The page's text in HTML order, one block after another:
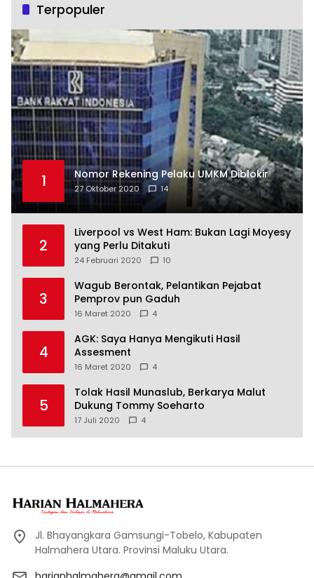
Terpopuler
1 Nomor Rekening Pelaku UMKM Diblokir
27 Oktober 2020 14
2
Liverpool vs West Ham: Bukan Lagi Moyesy
yang Perlu Ditakuti
24 Februari 2020 10
3
Wagub Berontak, Pelantikan Pejabat
Pemprov pun Gaduh
16 Maret 2020 4
4
AGK: Saya Hanya Mengikuti Hasil
Assesment
16 Maret 2020 4
5
Tolak Hasil Munaslub, Berkarya Malut
Dukung Tommy Soeharto
17 Juli 2020 4
Jl. Bhayangkara Gamsungi-Tobelo, Kabupaten
Halmahera Utara. Provinsi Maluku Utara.